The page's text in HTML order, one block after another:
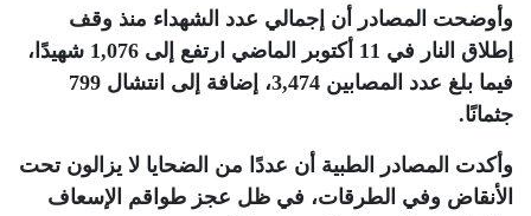
وأوضحت المصادر أن إجمالي عدد الشهداء منذ وقف
إطلاق النار في 11 أكتوبر الماضي ارتفع إلى 1,076 شهيدًا،
فيما بلغ عدد المصابين 3,474، إضافة إلى انتشال 799
جثمانًا.
وأكدت المصادر الطبية أن عددًا من الضحايا لا يزالون تحت
الأنقاض وفي الطرقات، في ظل عجز طواقم الإسعاف